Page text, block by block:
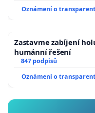
Oznámení o
Zastavme zabíjení
humánní řešení
847 podpisů
Oznámení o